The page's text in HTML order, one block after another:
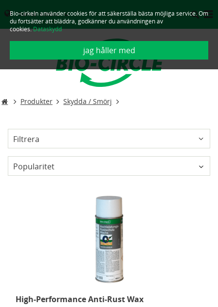
Bio-cirkeln använder cookies för att säkerställa bästa möjliga service. Om
du fortsätter att bläddra, godkänner du användningen av
cookies.Dataskydd
jag håller med
SVERIGE - SVENSKA
Produkter Skydda / Smörj
Filtrera
Popularitet
High-Performance Anti-Rust Wax